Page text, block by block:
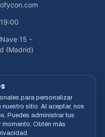
15 -
(Madrid)
derechos reservados
para personalizar
sitio. Al aceptar, nos
Puedes administrar tus
momento. Obtén más